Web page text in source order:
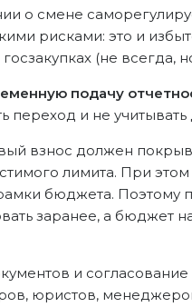
о смене
рисками: это и
(не всегда,
подачу
переход и не
взнос должен
лимита. При
бюджета.
заранее, а бюджет
и согласование
юристов,